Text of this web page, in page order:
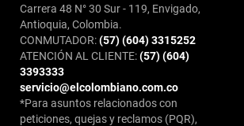
Carrera 48 N° 30 Sur - 119, Envigado,
Antioquia, Colombia.
CONMUTADOR:(57) (604) 3315252
ATENCIÓN AL CLIENTE:(57) (604)
3393333
servicio@elcolombiano.com.co
*Para asuntos relacionados con
peticiones, quejas y reclamos (PQR),